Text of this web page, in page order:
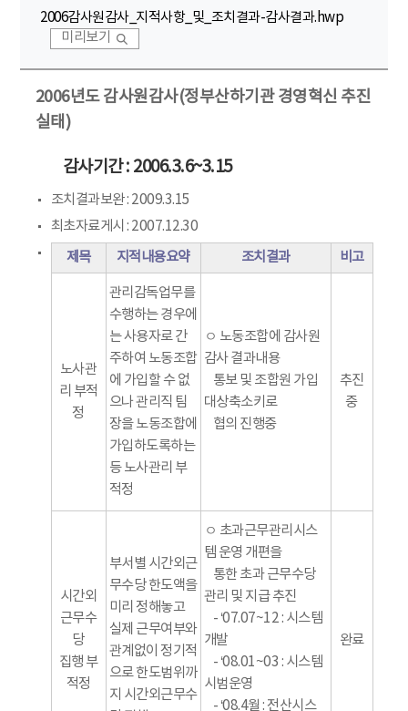
2006감사원감사_지적사항_및_조치결과-감사결과.hwp
미리보기
2006년도 감사원감사(정부산하기관 경영혁신 추진
실태)
감사기간 : 2006.3.6~3.15
조치결과보완 : 2009.3.15
최초자료게시 : 2007.12.30
제목
지적내용요약 조치결과 비고
노사관
리 부적
정
관리감독업무를
수행하는 경우에
는 사용자로 간
주하여 노동조합
에 가입할 수 없
으나 관리직 팀
장을 노동조합에
가입하도록하는
등 노사관리 부
적정
ㅇ 노동조합에 감사원
감사 결과내용
통보 및 조합원 가입
대상축소키로
협의 진행중
추진
중
시간외
근무수
당
집행 부
적정
부서별 시간외근
무수당 한도액을
미리 정해놓고
실제 근무여부와
관계없이 정기적
으로 한도범위까
지 시간외근무수
ㅇ 초과근무관리시스
템 운영 개편을
통한 초과 근무수당
관리 및 지급 추진
- ‘07.07~12 : 시스템
개발
- ‘08.01~03 : 시스템
시범운영
- ‘08.4월 : 전산시스
완료